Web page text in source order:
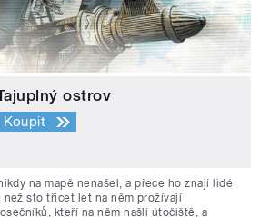
ostrov
Koupit
na mapě nenašel, a přece ho znají lidé
než sto třicet let na něm prožívají
kteří na něm našli útočiště, a